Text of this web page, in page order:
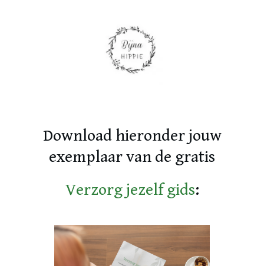
Download hieronder jouw
exemplaar van de gratis
Verzorg jezelf gids: